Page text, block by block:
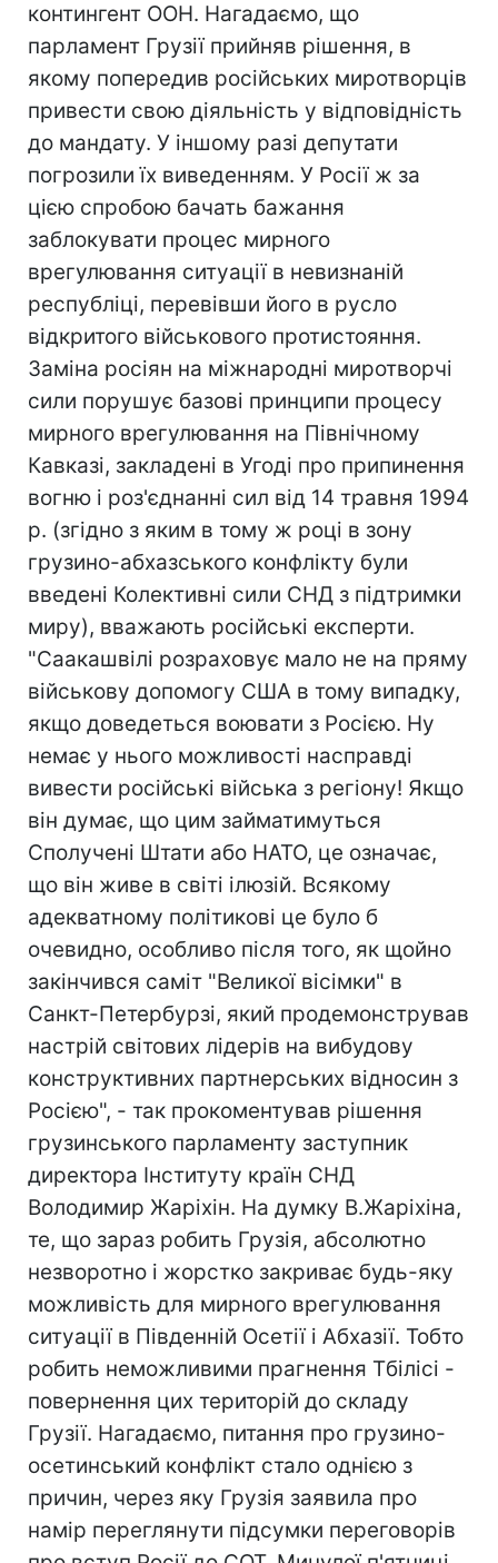
контингент ООН. Нагадаємо, що
парламент Грузії прийняв рішення, в
якому попередив російських миротворців
привести свою діяльність у відповідність
до мандату. У іншому разі депутати
погрозили їх виведенням. У Росії ж за
цією спробою бачать бажання
заблокувати процес мирного
врегулювання ситуації в невизнаній
республіці, перевівши його в русло
відкритого військового протистояння.
Заміна росіян на міжнародні миротворчі
сили порушує базові принципи процесу
мирного врегулювання на Північному
Кавказі, закладені в Угоді про припинення
вогню і роз'єднанні сил від 14 травня 1994
р. (згідно з яким в тому ж році в зону
грузино-абхазського конфлікту були
введені Колективні сили СНД з підтримки
миру), вважають російські експерти.
"Саакашвілі розраховує мало не на пряму
військову допомогу США в тому випадку,
якщо доведеться воювати з Росією. Ну
немає у нього можливості насправді
вивести російські війська з регіону! Якщо
він думає, що цим займатимуться
Сполучені Штати або НАТО, це означає,
що він живе в світі ілюзій. Всякому
адекватному політикові це було б
очевидно, особливо після того, як щойно
закінчився саміт "Великої вісімки" в
Санкт-Петербурзі, який продемонстрував
настрій світових лідерів на вибудову
конструктивних партнерських відносин з
Росією", - так прокоментував рішення
грузинського парламенту заступник
директора Інституту країн СНД
Володимир Жаріхін. На думку В.Жаріхіна,
те, що зараз робить Грузія, абсолютно
незворотно і жорстко закриває будь-яку
можливість для мирного врегулювання
ситуації в Південній Осетії і Абхазії. Тобто
робить неможливими прагнення Тбілісі -
повернення цих територій до складу
Грузії. Нагадаємо, питання про грузино-
осетинський конфлікт стало однією з
причин, через яку Грузія заявила про
намір переглянути підсумки переговорів